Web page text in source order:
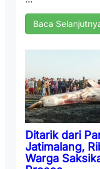
Baca
Ditarik dari
Jatimalang,
Warga